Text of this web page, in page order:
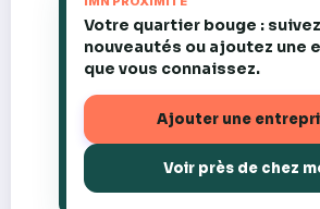
Votre quartier bouge :
nouveautés ou ajoutez une
que vous connaissez.
Ajouter une
Voir près de chez